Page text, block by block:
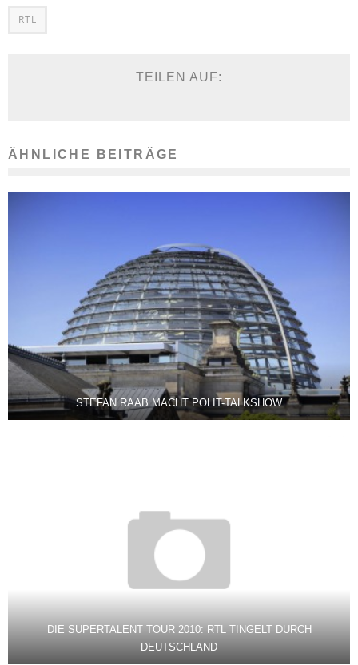
RTL
TEILEN AUF:
ÄHNLICHE BEITRÄGE
STEFAN RAAB MACHT POLIT-TALKSHOW
DIE SUPERTALENT TOUR 2010: RTL TINGELT DURCH
DEUTSCHLAND